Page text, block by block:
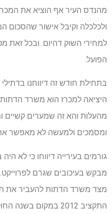
מהנדס העיר אף הוציא את
ולכלכלה וקיבל אישור שהסכום
למחירי השוק דהיום. ובכל זאת
הפועל.
בתחילת חודש זה דיווחנו
היציאה למכרז הוא משרד
מהעלות והא זה שמערים קשיים
ומסמכים ולמעשה לא מאפשר
גורמים בעירייה דיווחו כי לא
מבקש בעיכובים שגרם
מצד משרד הדתות להעביר את
התקציב 2012 במקום